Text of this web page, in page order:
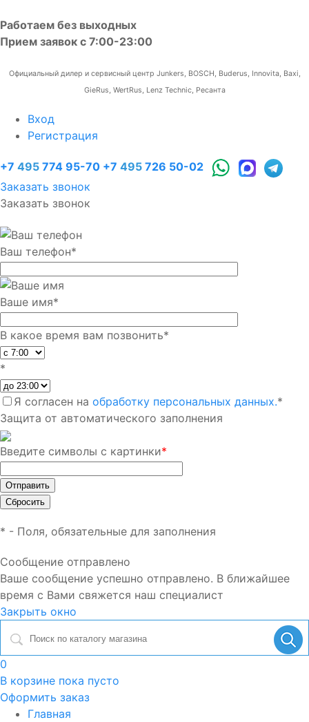
Работаем без выходных
Прием заявок с 7:00-23:00
Официальный дилер и сервисный центр Junkers, BOSCH, Buderus, Innovita, Baxi,
GieRus, WertRus, Lenz Technic, Ресанта
Вход
Регистрация
+7 495 774 95-70 +7 495 726 50-02
Заказать звонок
Заказать звонок
Ваш телефон*
Ваше имя*
В какое время вам позвонить*
*
Я согласен на обработку персональных данных.*
Защита от автоматического заполнения
Введите символы с картинки*
* - Поля, обязательные для заполнения
Сообщение отправлено
Ваше сообщение успешно отправлено. В ближайшее
время с Вами свяжется наш специалист
Закрыть окно
0
В корзине пока пусто
Оформить заказ
Главная